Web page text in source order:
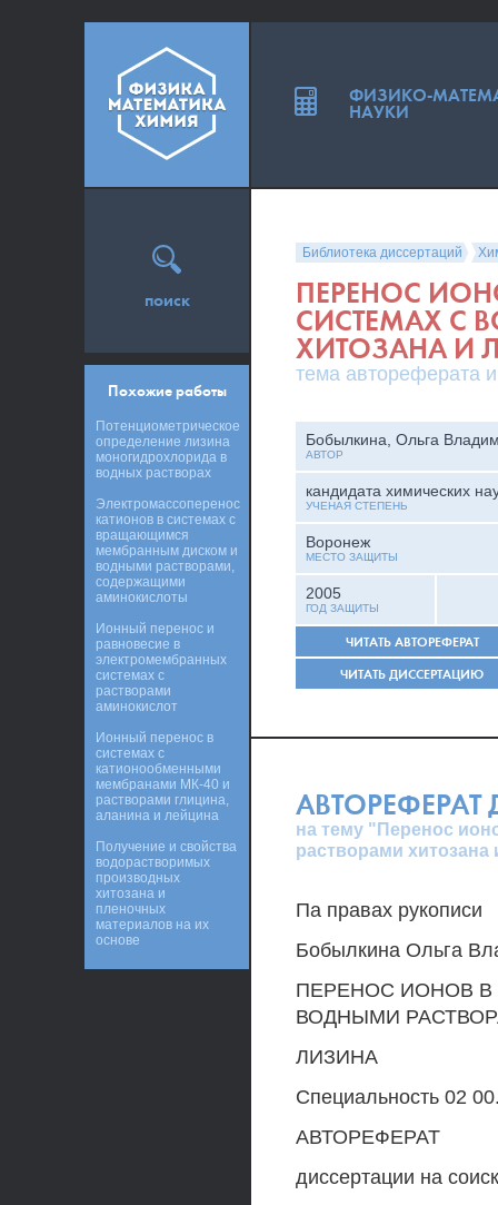
Библиотека диссертаций
ПЕРЕНОС
СИСТЕМАХ С
ХИТОЗАНА И
тема автореферата
Бобылкина, Ольга
АВТОР
кандидата химических
УЧЕНАЯ СТЕПЕНЬ
Воронеж
МЕСТО ЗАЩИТЫ
2005
ГОД ЗАЩИТЫ
ЧИТАТЬ АВТОРЕФЕРАТ
ЧИТАТЬ ДИССЕРТАЦИЮ
АВТОРЕФЕРАТ
на тему "Перенос
растворами хитозана
Па правах рукописи
Бобылкина Ольга
ПЕРЕНОС ИОНОВ
ВОДНЫМИ
ЛИЗИНА
Специальность 02
АВТОРЕФЕРАТ
диссертации на
поиск
Похожие работы
Потенциометрическое
определение лизина
моногидрохлорида в
водных растворах
Электромассоперенос
катионов в системах с
вращающимся
мембранным диском и
водными растворами,
содержащими
аминокислоты
Ионный перенос и
равновесие в
электромембранных
системах с
растворами
аминокислот
Ионный перенос в
системах с
катионообменными
мембранами МК-40 и
растворами глицина,
аланина и лейцина
Получение и свойства
водорастворимых
производных
хитозана и
пленочных
материалов на их
основе
ФИЗИКО-
НАУКИ